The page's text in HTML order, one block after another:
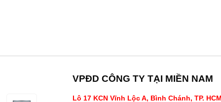
VPĐD CÔNG TY TẠI MIỀN NAM
Lô 17 KCN Vĩnh Lộc A, Bình Chánh, TP.